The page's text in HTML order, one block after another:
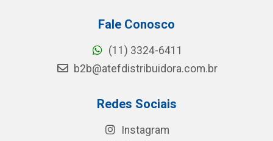
Fale Conosco
(11) 3324-6411
b2b@atefdistribuidora.com.br
Redes Sociais
Instagram